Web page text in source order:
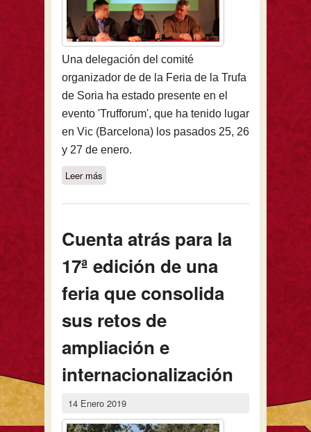
Una delegación del comité
organizador de de la Feria de la Trufa
de Soria ha estado presente en el
evento 'Trufforum', que ha tenido lugar
en Vic (Barcelona) los pasados 25, 26
y 27 de enero.
Leer más
Cuenta atrás para la
17ª edición de una
feria que consolida
sus retos de
ampliación e
internacionalización
14 Enero 2019